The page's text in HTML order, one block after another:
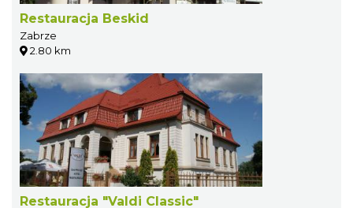
Restauracja Beskid
Zabrze
2.80 km
Restauracja "Valdi Classic"